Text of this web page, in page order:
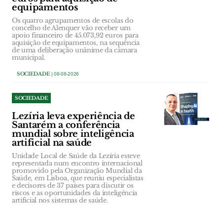
equipamentos
Os quatro agrupamentos de escolas do
concelho de Alenquer vão receber um
apoio financeiro de 45.073,92 euros para
aquisição de equipamentos, na sequência
de uma deliberação unânime da câmara
municipal.
SOCIEDADE| 08-08-2026
SOCIEDADE
Lezíria leva experiência de
Santarém a conferência
mundial sobre inteligência
artificial na saúde
Unidade Local de Saúde da Lezíria esteve
representada num encontro internacional
promovido pela Organização Mundial da
Saúde, em Lisboa, que reuniu especialistas
e decisores de 37 países para discutir os
riscos e as oportunidades da inteligência
artificial nos sistemas de saúde.